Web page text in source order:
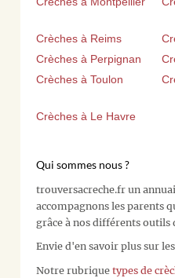
Crèches à Reims
Crèches à Perpignan
Crèches à Toulon
Crèches à Le Havre
Qui sommes nous ?
trouversacreche.fr un
accompagnons les parents
grâce à nos différents outils
Envie d'en savoir plus sur
Notre rubrique types de